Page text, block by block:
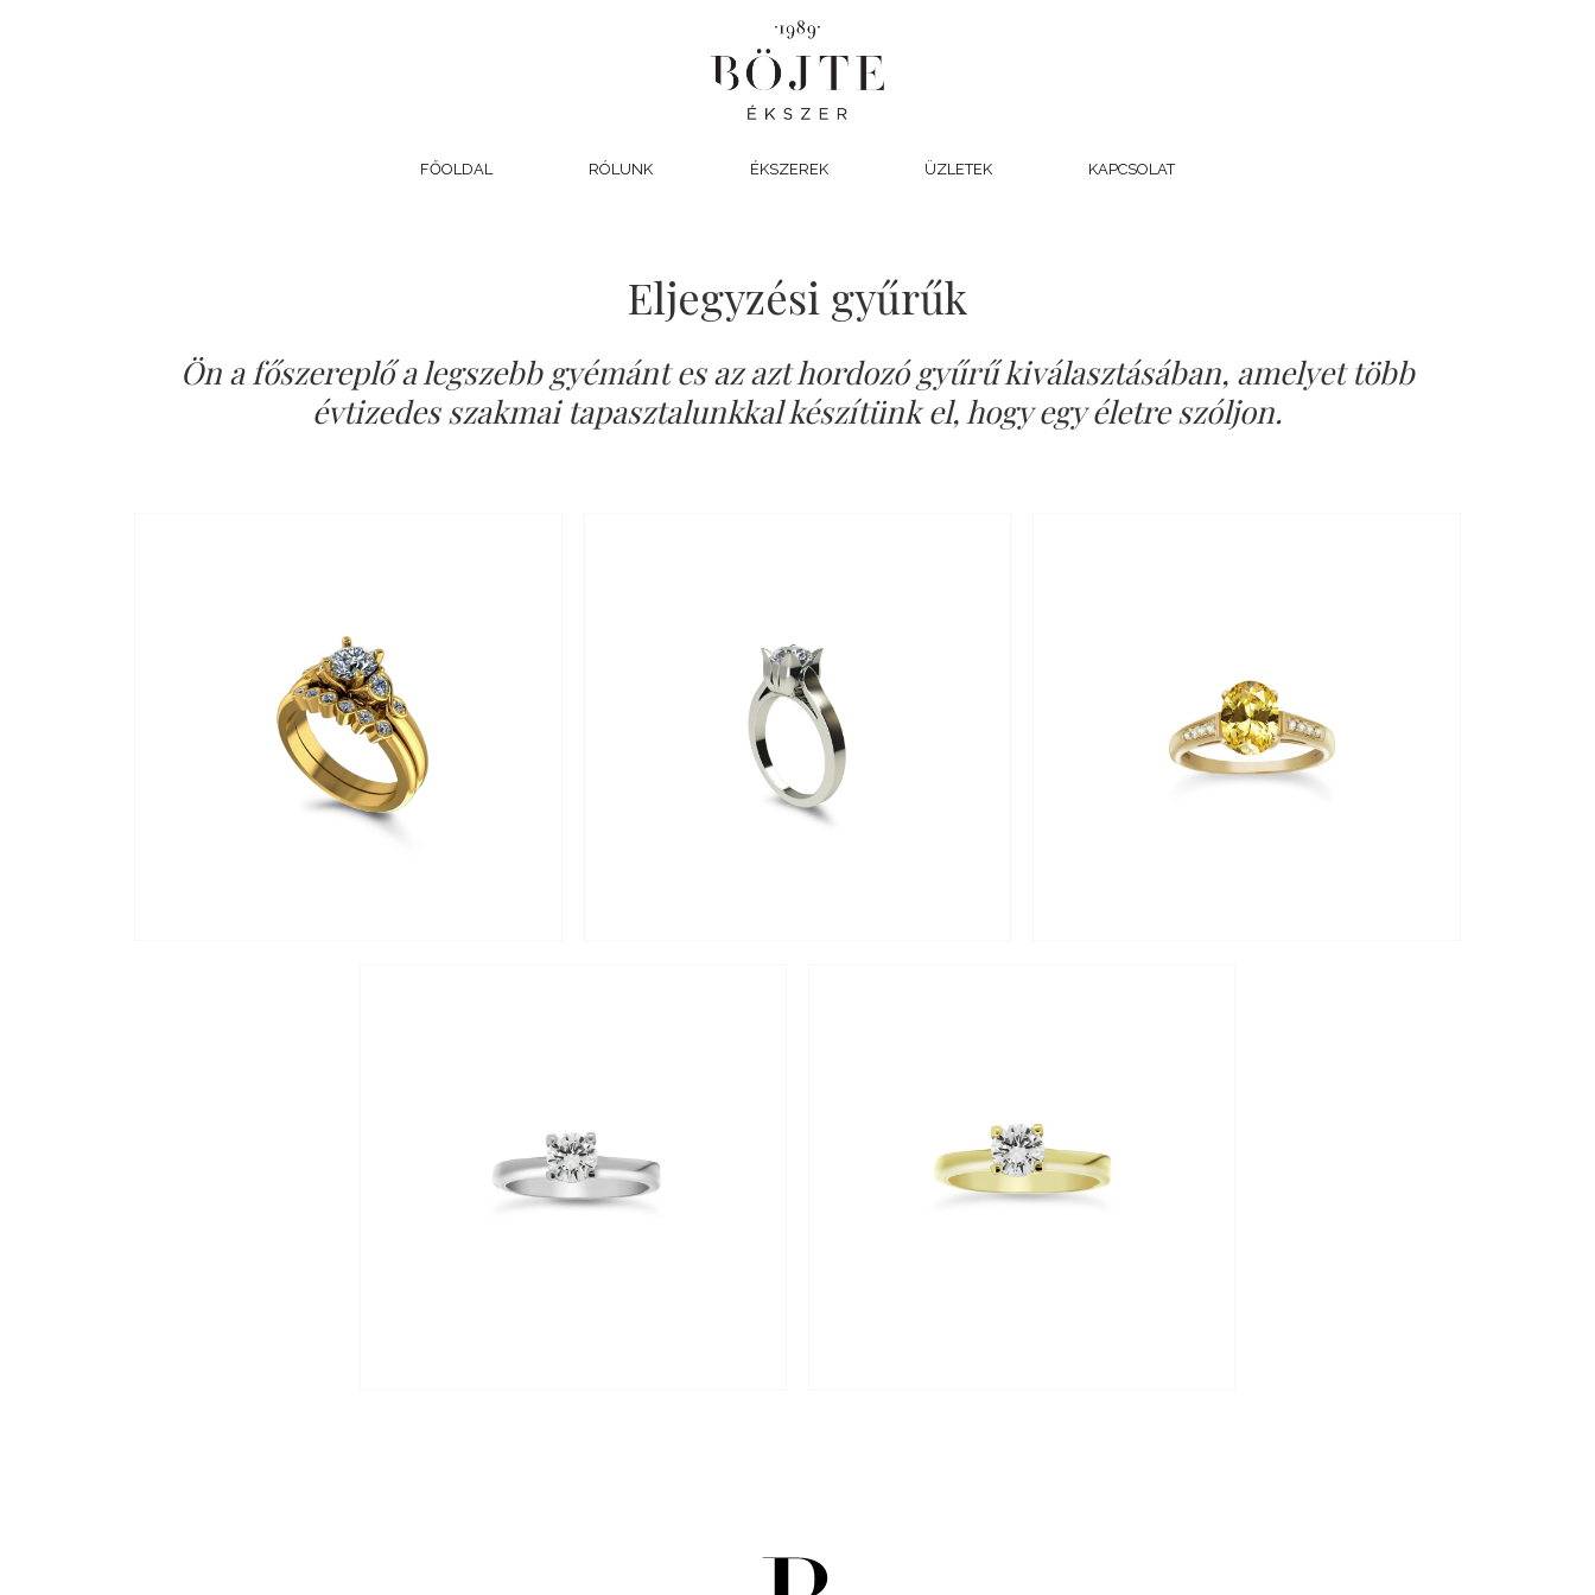
FŐOLDAL RÓLUNK ÉKSZEREK ÜZLETEK KAPCSOLAT
Eljegyzési gyűrűk
Ön a főszereplő a legszebb gyémánt es az azt hordozó gyűrű kiválasztásában, amelyet több
évtizedes szakmai tapasztalunkkal készítünk el, hogy egy életre szóljon.